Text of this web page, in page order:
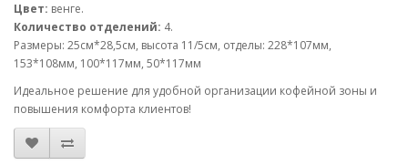
Цвет: венге.
Количество отделений: 4.
Размеры: 25см*28,5см, высота 11/5см, отделы: 228*107мм,
153*108мм, 100*117мм, 50*117мм
Идеальное решение для удобной организации кофейной зоны и
повышения комфорта клиентов!